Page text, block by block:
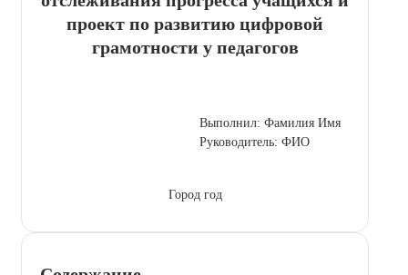
проект по развитию цифровой
грамотности у педагогов
Выполнил: Фамилия Имя
Руководитель: ФИО
Город год